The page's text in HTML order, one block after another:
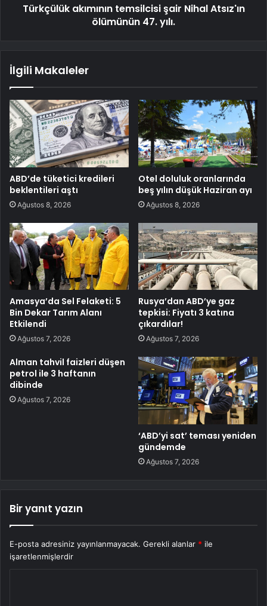
Türkçülük akımının temsilcisi şair Nihal Atsız'ın
ölümünün 47. yılı.
İlgili Makaleler
ABD’de tüketici kredileri
beklentileri aştı
Ağustos 8, 2026
Otel doluluk oranlarında
beş yılın düşük Haziran ayı
Ağustos 8, 2026
Amasya’da Sel Felaketi: 5
Bin Dekar Tarım Alanı
Etkilendi
Ağustos 7, 2026
Rusya’dan ABD’ye gaz
tepkisi: Fiyatı 3 katına
çıkardılar!
Ağustos 7, 2026
Alman tahvil faizleri düşen
petrol ile 3 haftanın
dibinde
Ağustos 7, 2026
‘ABD’yi sat’ teması yeniden
gündemde
Ağustos 7, 2026
Bir yanıt yazın
E-posta adresiniz yayınlanmayacak. Gerekli alanlar * ile
işaretlenmişlerdir